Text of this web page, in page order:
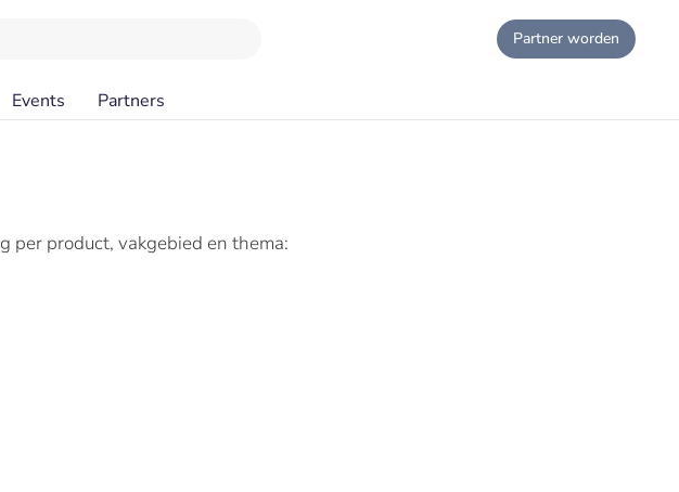
Partner worden
Events Partners
per product, vakgebied en thema: